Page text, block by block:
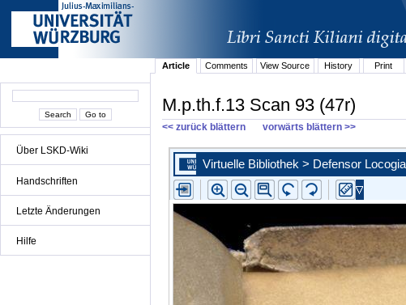
Über LSKD-Wiki
Handschriften
Letzte Änderungen
Hilfe
Article
Comments View Source History Print
M.p.th.f.13 Scan 93 (47r)
<< zurück blättern vorwärts blättern >>